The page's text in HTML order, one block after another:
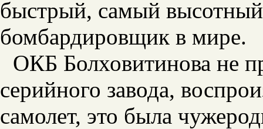
быстрый, самый
бомбардировщик в мире.
ОКБ Болховитинова не
серийного завода,
самолет, это была